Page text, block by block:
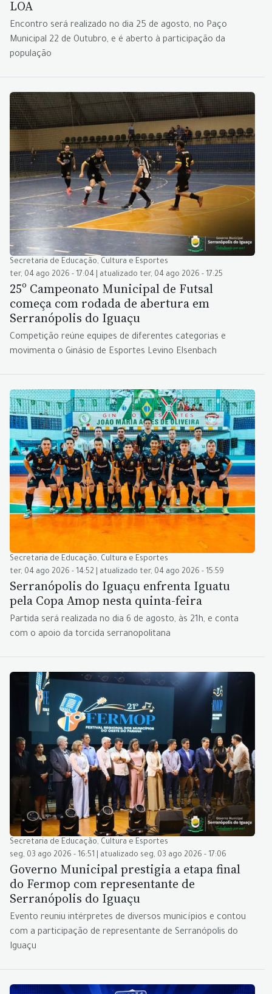
LOA
Encontro será realizado no dia 25 de agosto, no Paço
Municipal 22 de Outubro, e é aberto à participação da
população
Secretaria de Educação, Cultura e Esportes
ter, 04 ago 2026 - 17:04 | atualizado ter, 04 ago 2026 - 17:25
25º Campeonato Municipal de Futsal
começa com rodada de abertura em
Serranópolis do Iguaçu
Competição reúne equipes de diferentes categorias e
movimenta o Ginásio de Esportes Levino Elsenbach
Secretaria de Educação, Cultura e Esportes
ter, 04 ago 2026 - 14:52 | atualizado ter, 04 ago 2026 - 15:59
Serranópolis do Iguaçu enfrenta Iguatu
pela Copa Amop nesta quinta-feira
Partida será realizada no dia 6 de agosto, às 21h, e conta
com o apoio da torcida serranopolitana
Secretaria de Educação, Cultura e Esportes
seg, 03 ago 2026 - 16:51 | atualizado seg, 03 ago 2026 - 17:06
Governo Municipal prestigia a etapa final
do Fermop com representante de
Serranópolis do Iguaçu
Evento reuniu intérpretes de diversos municípios e contou
com a participação de representante de Serranópolis do
Iguaçu